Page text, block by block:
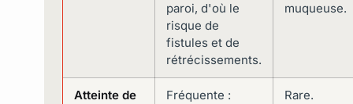
paroi, d'où le
risque de
fistules et de
rétrécissements.
muqueuse.
Atteinte de
Fréquente :
Rare.